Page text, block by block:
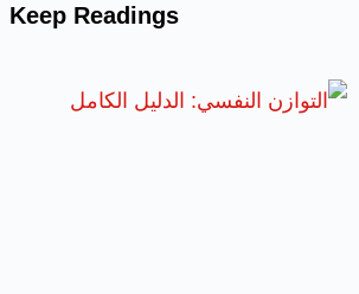
Keep Readings